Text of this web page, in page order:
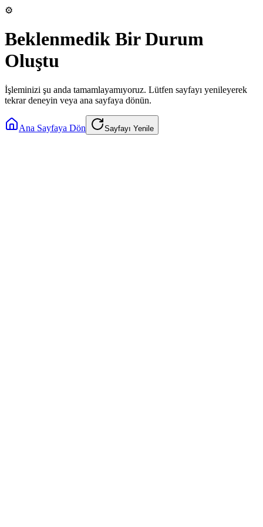
⚙️
Beklenmedik Bir Durum
Oluştu
İşleminizi şu anda tamamlayamıyoruz. Lütfen sayfayı yenileyerek
tekrar deneyin veya ana sayfaya dönün.
Ana Sayfaya Dön Sayfayı Yenile